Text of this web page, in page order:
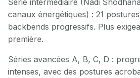
Série intermédiaire (Nadi
canaux énergétiques) : 21
backbends progressifs. Plus
première.
Séries avancées A, B, C, D :
intenses, avec des postures